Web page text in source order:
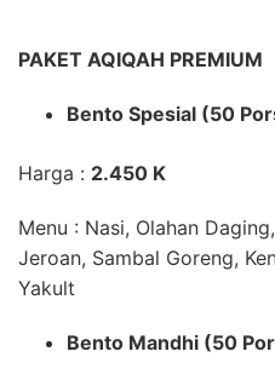
PAKET AQIQAH PREMIUM
Bento Spesial (50
Harga : 2.450 K
Menu : Nasi, Olahan
Jeroan, Sambal Goreng,
Yakult
Bento Mandhi (50